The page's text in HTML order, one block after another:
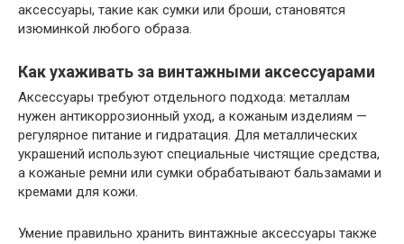
аксессуары, такие как сумки или броши, становятся
изюминкой любого образа.
Как ухаживать за винтажными аксессуарами
Аксессуары требуют отдельного подхода: металлам
нужен антикоррозионный уход, а кожаным изделиям —
регулярное питание и гидратация. Для металлических
украшений используют специальные чистящие средства,
а кожаные ремни или сумки обрабатывают бальзамами и
кремами для кожи.
Умение правильно хранить винтажные аксессуары также